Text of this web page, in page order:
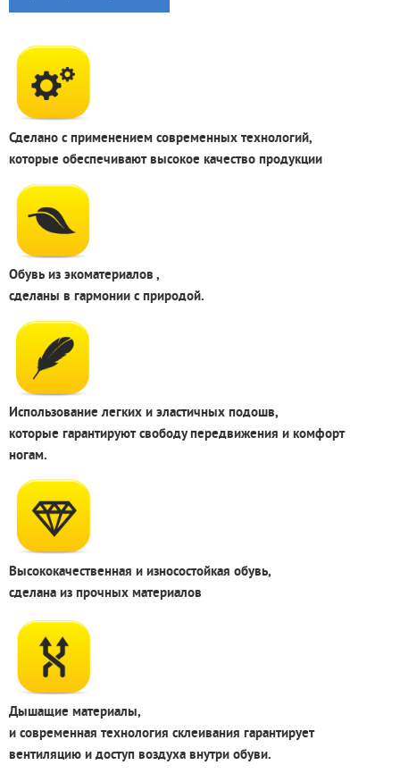
Сделано с применением современных технологий,
которые обеспечивают высокое качество продукции
Обувь из экоматериалов ,
сделаны в гармонии с природой.
Использование легких и эластичных подошв,
которые гарантируют свободу передвижения и комфорт
ногам.
Высококачественная и износостойкая обувь,
сделана из прочных материалов
Дышащие материалы,
и современная технология склеивания гарантирует
вентиляцию и доступ воздуха внутри обуви.